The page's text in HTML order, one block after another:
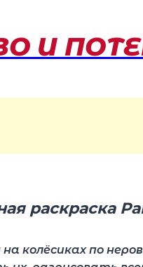
И
раскраска
колёсиках по